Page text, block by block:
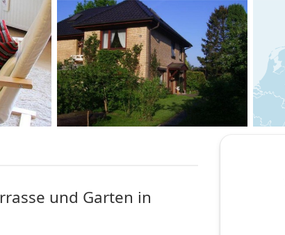
und Garten in